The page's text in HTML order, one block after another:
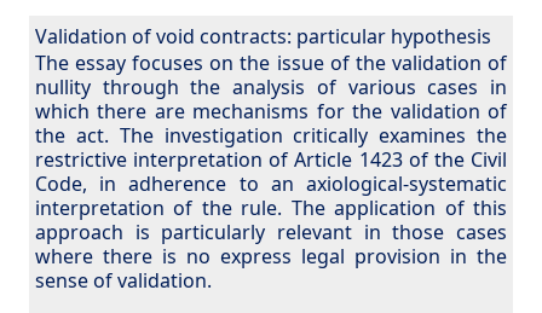
Validation of void contracts: particular hypothesis
The essay focuses on the issue of the validation of
nullity through the analysis of various cases in
which there are mechanisms for the validation of
the act. The investigation critically examines the
restrictive interpretation of Article 1423 of the Civil
Code, in adherence to an axiological-systematic
interpretation of the rule. The application of this
approach is particularly relevant in those cases
where there is no express legal provision in the
sense of validation.